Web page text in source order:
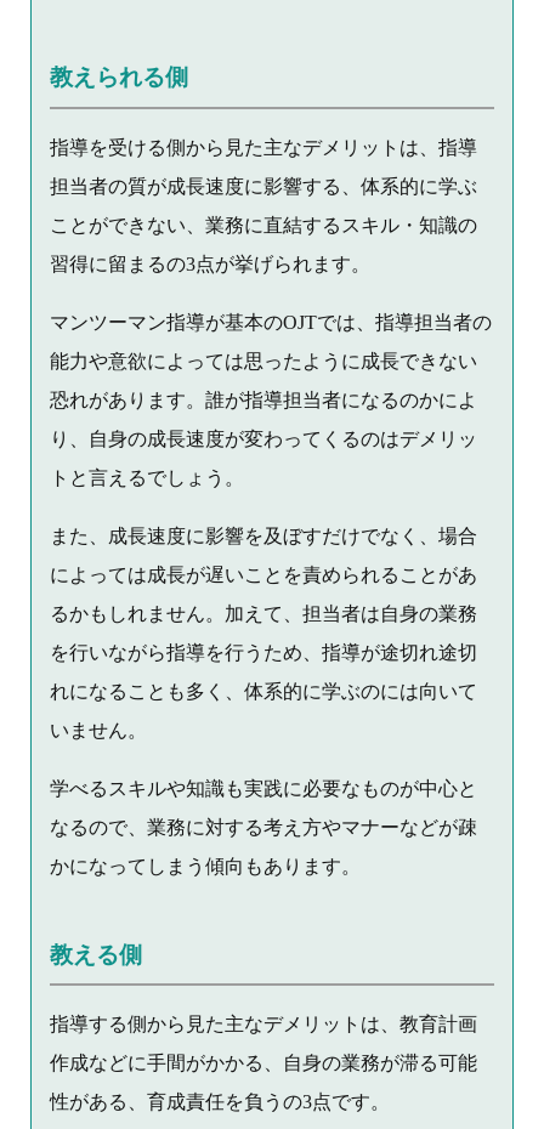
教えられる側
指導を受ける側から見た主なデメリットは、指導
担当者の質が成長速度に影響する、体系的に学ぶ
ことができない、業務に直結するスキル・知識の
習得に留まるの3点が挙げられます。
マンツーマン指導が基本のOJTでは、指導担当者の
能力や意欲によっては思ったように成長できない
恐れがあります。誰が指導担当者になるのかによ
り、自身の成長速度が変わってくるのはデメリッ
トと言えるでしょう。
また、成長速度に影響を及ぼすだけでなく、場合
によっては成長が遅いことを責められることがあ
るかもしれません。加えて、担当者は自身の業務
を行いながら指導を行うため、指導が途切れ途切
れになることも多く、体系的に学ぶのには向いて
いません。
学べるスキルや知識も実践に必要なものが中心と
なるので、業務に対する考え方やマナーなどが疎
かになってしまう傾向もあります。
教える側
指導する側から見た主なデメリットは、教育計画
作成などに手間がかかる、自身の業務が滞る可能
性がある、育成責任を負うの3点です。